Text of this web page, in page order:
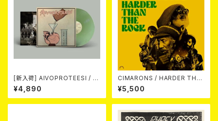
[新入荷] AIVOPROTEESI / U
MPIKUJA (LP / LTD.100 DIE
-HARD COKE BOTTLE GRE
EN VINYL) (ITA / F.O.A.D.)
¥4,890
CIMARONS / HARDER THA
¥5,500